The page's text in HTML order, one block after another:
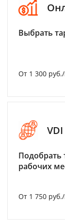
Выбрать
От 1 300
VDI
Подобрать
рабочих
От 1 750